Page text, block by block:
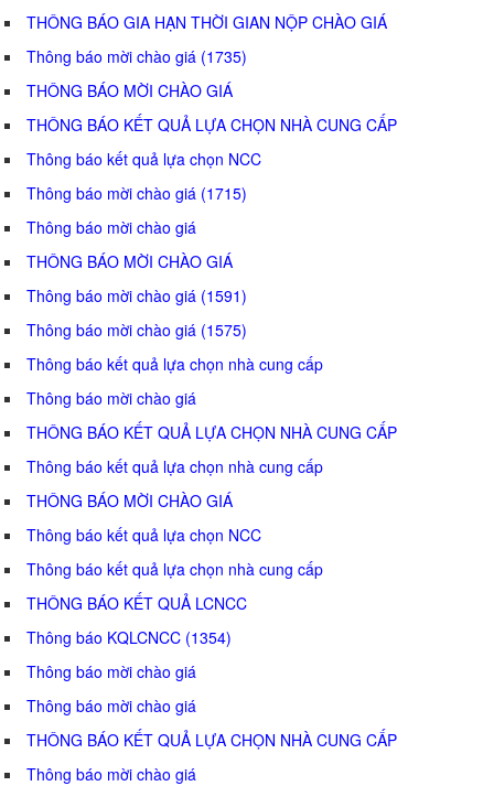
THÔNG BÁO GIA HẠN THỜI GIAN NỘP CHÀO GIÁ
Thông báo mời chào giá (1735)
THÔNG BÁO MỜI CHÀO GIÁ
THÔNG BÁO KẾT QUẢ LỰA CHỌN NHÀ CUNG CẤP
Thông báo kết quả lựa chọn NCC
Thông báo mời chào giá (1715)
Thông báo mời chào giá
THÔNG BÁO MỜI CHÀO GIÁ
Thông báo mời chào giá (1591)
Thông báo mời chào giá (1575)
Thông báo kết quả lựa chọn nhà cung cấp
Thông báo mời chào giá
THÔNG BÁO KẾT QUẢ LỰA CHỌN NHÀ CUNG CẤP
Thông báo kết quả lựa chọn nhà cung cấp
THÔNG BÁO MỜI CHÀO GIÁ
Thông báo kết quả lựa chọn NCC
Thông báo kết quả lựa chọn nhà cung cấp
THÔNG BÁO KẾT QUẢ LCNCC
Thông báo KQLCNCC (1354)
Thông báo mời chào giá
Thông báo mời chào giá
THÔNG BÁO KẾT QUẢ LỰA CHỌN NHÀ CUNG CẤP
Thông báo mời chào giá